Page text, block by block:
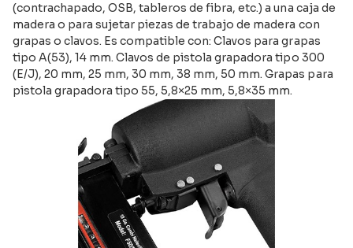
(contrachapado, OSB, tableros de fibra, etc.) a una caja de
madera o para sujetar piezas de trabajo de madera con
grapas o clavos. Es compatible con: Clavos para grapas
tipo A(53), 14 mm. Clavos de pistola grapadora tipo 300
(E/J), 20 mm, 25 mm, 30 mm, 38 mm, 50 mm. Grapas para
pistola grapadora tipo 55, 5,8×25 mm, 5,8×35 mm.